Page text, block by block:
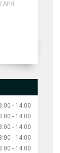
14:00
14:00
14:00
14:00
14:00